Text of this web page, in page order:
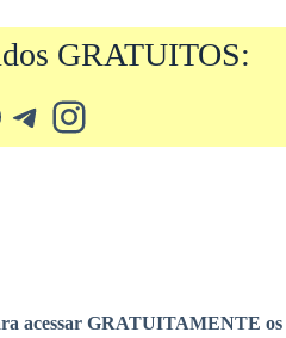
GRATUITOS:
Telegram Instagram
acessar GRATUITAMENTE os